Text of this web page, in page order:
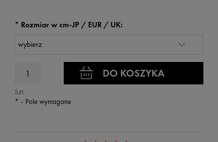
* Rozmiar w cm-JP / EUR / UK:
Szt.
DO KOSZYKA
* - Pole wymagane